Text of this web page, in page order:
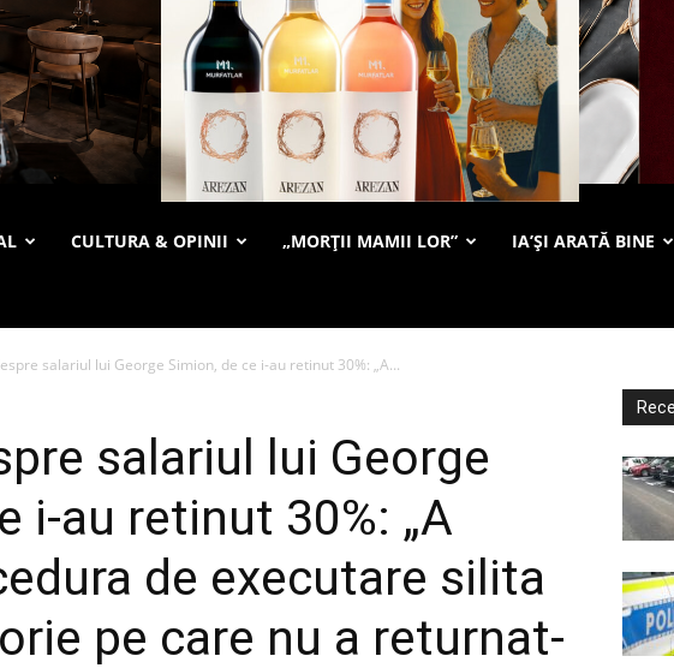
CULTURA & OPINII „MORȚII MAMII LOR” IA’ȘI ARATĂ BINE
salariul lui George Simion, de ce i-au retinut 30%: „A...
salariul lui George
i-au retinut 30%: „A
de executare silita
pe care nu a returnat-